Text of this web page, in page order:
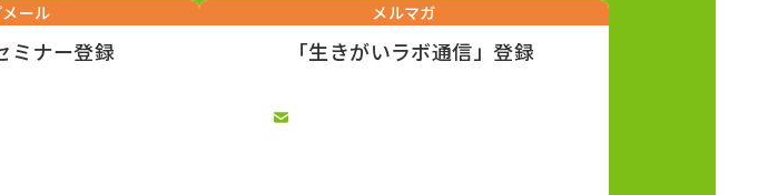
ール
ミナー登録
メルマガ
「生きがいラボ通信」登録